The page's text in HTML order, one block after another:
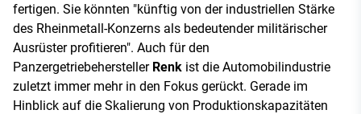
fertigen. Sie könnten "künftig von der industriellen Stärke
des Rheinmetall-Konzerns als bedeutender militärischer
Ausrüster profitieren". Auch für den
Panzergetriebehersteller Renk ist die Automobilindustrie
zuletzt immer mehr in den Fokus gerückt. Gerade im
Hinblick auf die Skalierung von Produktionskapazitäten